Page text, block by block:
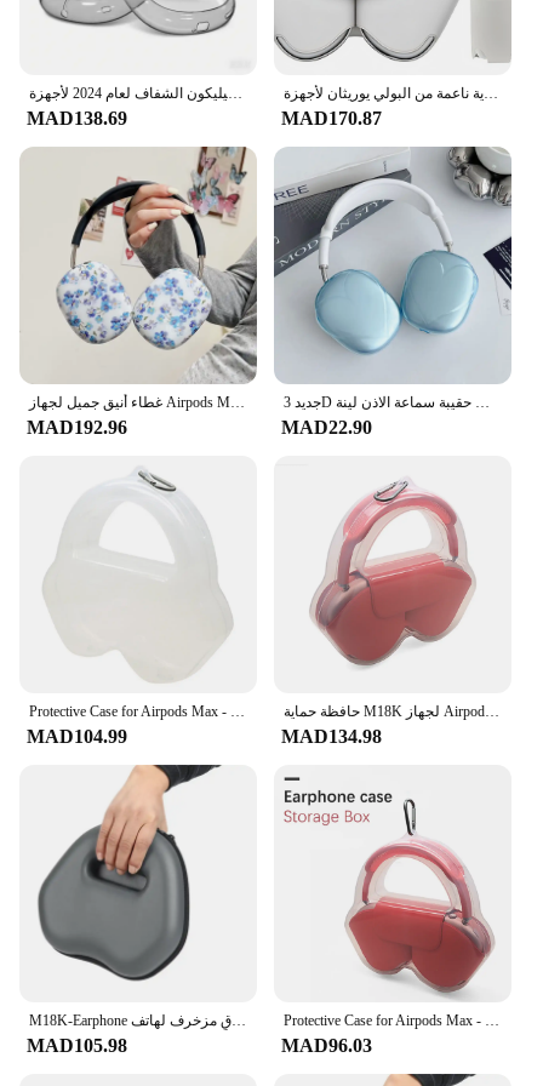
MAD138.69
حافظة جلدية ناعمة من البولي يوريثان لأجهزة AirPods Max حافظة واقية لسماعات الرأس مقاومة للصدمات ومضادة للسقوط لأجهزة AirPods Max مضادة للخدش
MAD170.87
MAD192.96 MAD22.90
MAD104.99
حافظة حماية M18K لجهاز Airpods Max - صندوق تخزين سماعات الرأس المحمول، غطاء سماعة رأس للسفر شفاف
MAD134.98
MAD105.98 MAD96.03